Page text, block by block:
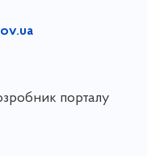
порталу